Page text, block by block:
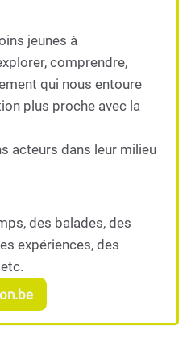
jeunes à
comprendre,
qui nous entoure
plus proche avec la
acteurs dans leur milieu
des balades, des
expériences, des